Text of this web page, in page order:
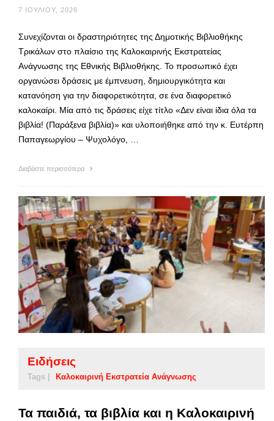
7 ΙΟΥΛΊΟΥ, 2026
Συνεχίζονται οι δραστηριότητες της Δημοτικής Βιβλιοθήκης
Τρικάλων στο πλαίσιο της Καλοκαιρινής Εκστρατείας
Ανάγνωσης της Εθνικής Βιβλιοθήκης. Το προσωπικό έχει
οργανώσει δράσεις με έμπνευση, δημιουργικότητα και
κατανόηση για την διαφορετικότητα, σε ένα διαφορετικό
καλοκαίρι. Μία από τις δράσεις είχε τίτλο «Δεν είναι ίδια όλα τα
βιβλία! (Παράξενα βιβλία)» και υλοποιήθηκε από την κ. Ευτέρπη
Παπαγεωργίου – Ψυχολόγο, …
Διαβάστε περισσότερα
Ειδήσεις
Tags | Καλοκαιρινή Εκστρατεία Ανάγνωσης
Τα παιδιά, τα βιβλία και η Καλοκαιρινή